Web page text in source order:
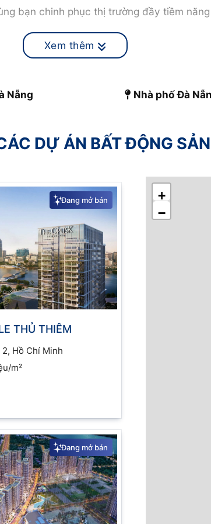
bạn chinh phục thị trường đầy tiềm
đang vươn mình phát triển, trở thành
giúp bạn đưa ra quyết định đầu tư sáng
Nẵng
Xem thêm
Nẵng Nhà phố Đà
DỰ ÁN BẤT ĐỘNG
Đang mở bán
THỦ THIÊM
Hồ Chí Minh
m²
Đang mở bán
+
−